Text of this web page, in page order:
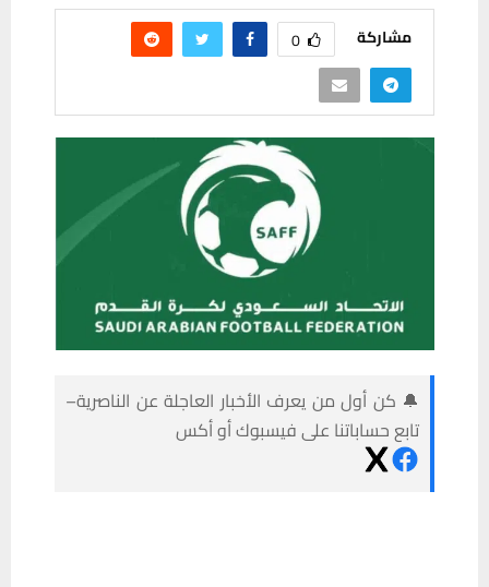
مشاركة 0
🔔 كن أول من يعرف الأخبار العاجلة عن الناصرية–
تابع حساباتنا على فيسبوك أو أكس